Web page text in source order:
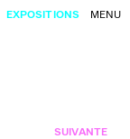
MENU
EXPOSITIONS
SUIVANTE